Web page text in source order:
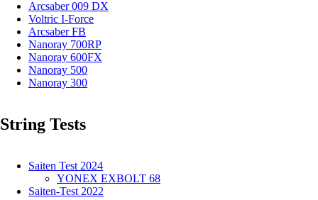
Arcsaber 009 DX
Voltric I-Force
Arcsaber FB
Nanoray 700RP
Nanoray 600FX
Nanoray 500
Nanoray 300
String Tests
Saiten Test 2024
YONEX EXBOLT 68
Saiten-Test 2022